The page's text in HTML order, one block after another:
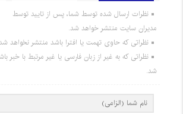
نظرات ارسال شده توسط شما، پس از تایید توسط
مدیران سایت منتشر خواهد شد.
نظراتی که حاوی تهمت یا افترا باشد منتشر نخواهد
نظراتی که به غیر از زبان فارسی یا غیر مرتبط با خبر
شد.